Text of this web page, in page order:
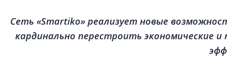
Сеть «Smartiko» реализует новые
кардинально перестроить экономические